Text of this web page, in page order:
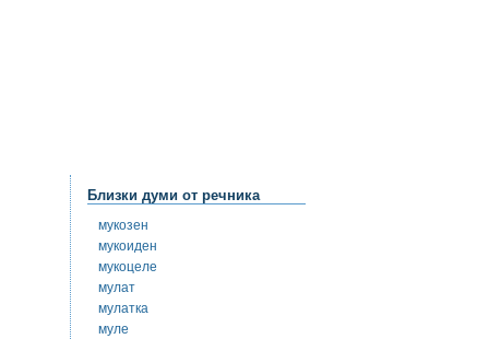
Близки думи от речника
мукозен
мукоиден
мукоцеле
мулат
мулатка
муле